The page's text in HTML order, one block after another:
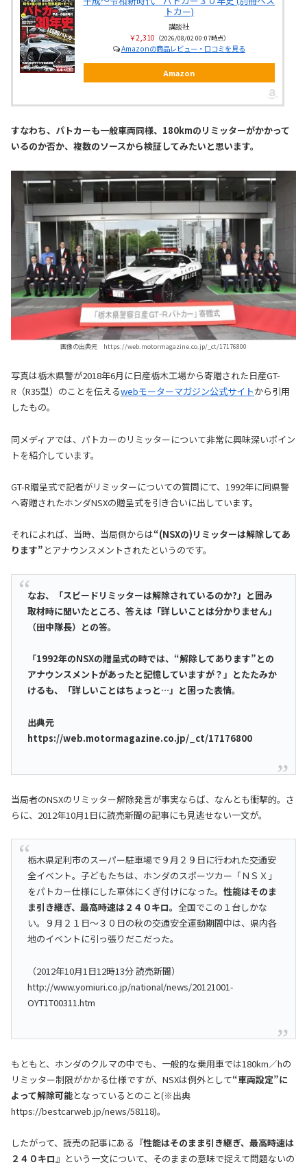
トカー)
講談社
￥2,310 （2026/08/02 00:07時点）
Amazonの商品レビュー・口コミを見る
Amazon
すなわち、パトカーも一般車両同様、180kmのリミッターがかかって
いるのか否か、複数のソースから検証してみたいと思います。
画像の出典元 https://web.motormagazine.co.jp/_ct/17176800
写真は栃木県警が2018年6月に日産栃木工場から寄贈された日産GT-
R（R35型）のことを伝えるwebモーターマガジン公式サイトから引用
したもの。
同メディアでは、パトカーのリミッターについて非常に興味深いポイン
トを紹介しています。
GT-R贈呈式で記者がリミッターについての質問にて、1992年に同県警
へ寄贈されたホンダNSXの贈呈式を引き合いに出しています。
それによれば、当時、当局側からは“(NSXの)リミッターは解除してあ
ります” とアナウンスメントされたというのです。
なお、「スピードリミッターは解除されているのか?」と囲み
取材時に聞いたところ、答えは「詳しいことは分かりません」
（田中隊長）との答。
「1992年のNSXの贈呈式の時では、“解除してあります”との
アナウンスメントがあったと記憶していますが？」とたたみか
けるも、「詳しいことはちょっと…」と困った表情。
出典元
https://web.motormagazine.co.jp/_ct/17176800
当局者のNSXのリミッター解除発言が事実ならば、なんとも衝撃的。さ
らに、2012年10月1日に読売新聞の記事にも見逃せない一文が。
栃木県足利市のスーパー駐車場で９月２９日に行われた交通安
全イベント。子どもたちは、ホンダのスポーツカー「ＮＳＸ」
をパトカー仕様にした車体にくぎ付けになった。性能はそのま
ま引き継ぎ、最高時速は２４０キロ。全国でこの１台しかな
い。９月２１日～３０日の秋の交通安全運動期間中は、県内各
地のイベントに引っ張りだこだった。
（2012年10月1日12時13分 読売新聞）
http://www.yomiuri.co.jp/national/news/20121001-
OYT1T00311.htm
もともと、ホンダのクルマの中でも、一般的な乗用車では180km／hの
リミッター制限がかかる仕様ですが、NSXは例外として“車両設定”に
よって解除可能となっているとのこと(※出典
https://bestcarweb.jp/news/58118)。
したがって、読売の記事にある『性能はそのまま引き継ぎ、最高時速は
２４０キロ』という一文について、そのままの意味で捉えて問題ないの